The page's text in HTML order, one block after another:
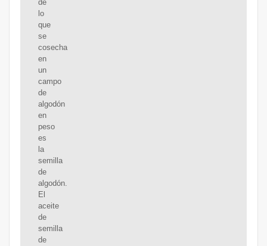
de
lo
que
se
cosecha
en
un
campo
de
algodón
en
peso
es
la
semilla
de
algodón.
El
aceite
de
semilla
de